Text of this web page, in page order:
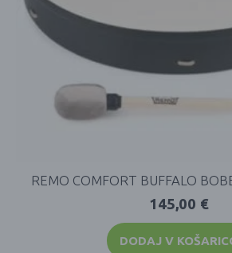
REMO COMFORT BUFFALO
145,00 €
DODAJ V